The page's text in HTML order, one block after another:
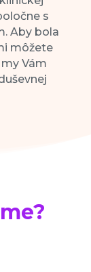
s
Aby bola
môžete
Vám